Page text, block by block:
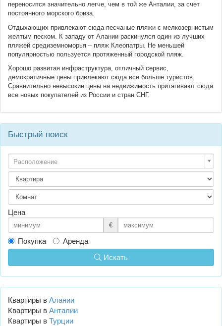
переносится значительно легче, чем в той же Анталии, за счет
постоянного морского бриза.
Отдыхающих привлекают сюда песчаные пляжи с мелкозернистым
желтым песком. К западу от Алании раскинулся один из лучших
пляжей средиземноморья – пляж Клеопатры. Не меньшей
популярностью пользуется протяженный городской пляж.
Хорошо развитая инфраструктура, отличный сервис,
демократичные цены привлекают сюда все больше туристов.
Сравнительно невысокие цены на недвижимость притягивают сюда
все новых покупателей из России и стран СНГ.
Быстрый поиск
Расположение
Цена
€
Покупка
Аренда
Искать
Квартиры в Алании
Квартиры в Анталии
Квартиры в Турции